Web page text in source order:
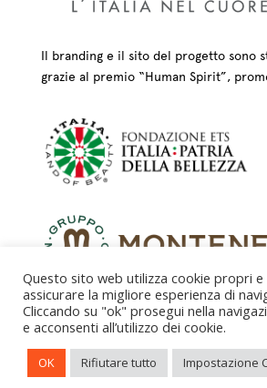
Il branding e il sito del progetto sono
grazie al premio “Human Spirit”,
CREDITS – © FONDAZIONE
D’ARTE ETS 2025
Questo sito web utilizza cookie propri
assicurare la migliore esperienza di
Cliccando su "ok" prosegui nella
e acconsenti all’utilizzo dei cookie.
OK Rifiutare tutto Impostazione